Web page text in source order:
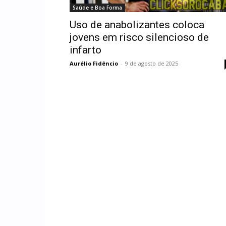
Saúde e Boa Forma
Uso de anabolizantes coloca
jovens em risco silencioso de
infarto
Aurélio Fidêncio - 9 de agosto de 2025